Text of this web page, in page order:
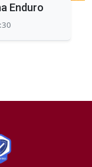
Enduro